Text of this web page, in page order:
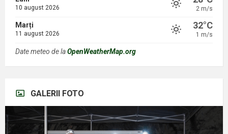
10 august 2026 2 m/s
Marți
11 august 2026
32°C
1 m/s
Date meteo de laOpenWeatherMap.org
GALERII FOTO